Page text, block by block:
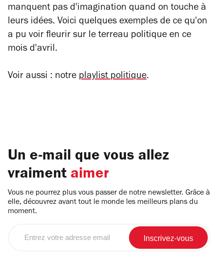
manquent pas d'imagination quand on touche à
leurs idées. Voici quelques exemples de ce qu'on
a pu voir fleurir sur le terreau politique en ce
mois d'avril.
Voir aussi : notre playlist politique.
Un e-mail que vous allez
vraiment aimer
Vous ne pourrez plus vous passer de notre newsletter. Grâce à
elle, découvrez avant tout le monde les meilleurs plans du
moment.